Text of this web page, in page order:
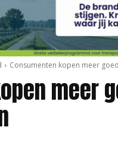
Consumenten kopen meer
meer